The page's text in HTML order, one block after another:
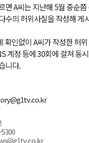
면 A씨는 지난해 5월 중순
수의 허위사실을 작성해 게
확인없이 A씨가 작성한 허
계정 등에 30회에 걸쳐 동
니다.